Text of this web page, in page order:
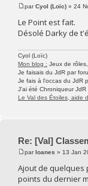
parCyol (Loïc) » 24
Le Point est fait.
Désolé Darky de
Cyol (Loïc)
Mon blog : Jeux de
Je faisais du JdR par
Je fais à l'occas du JdR
J'ai été Chroniqueur JdR
Le Val des Étoiles, aide
Re: [Val]
parIoanes » 13 Jan
Ajout de quelques
points du dernier